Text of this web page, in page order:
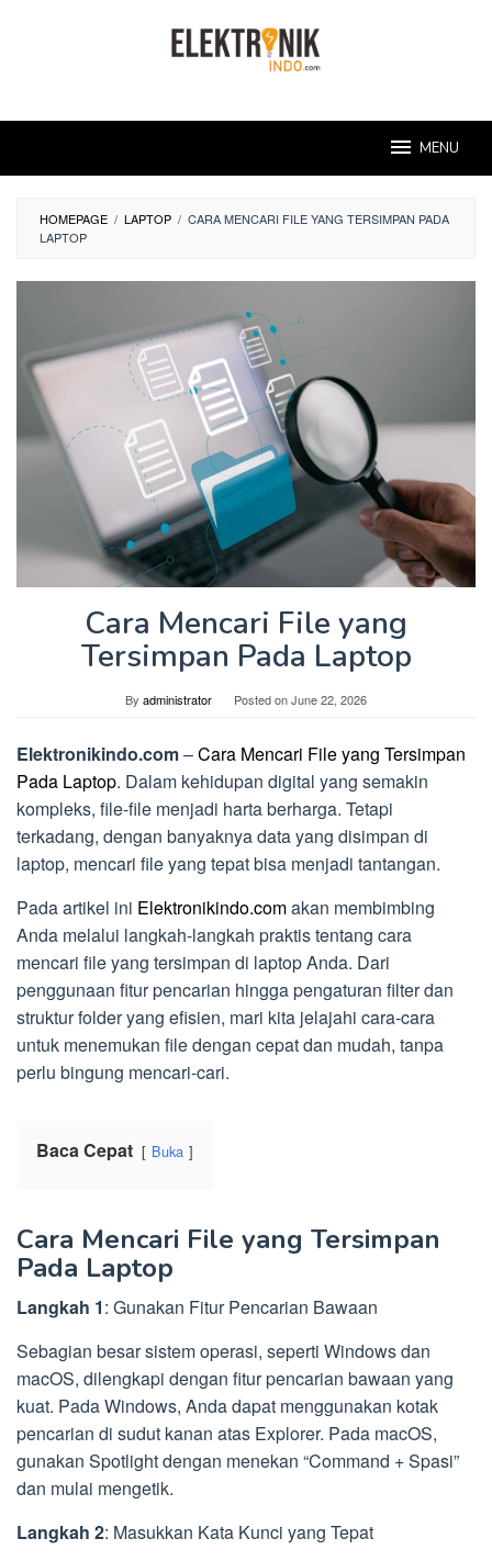
MENU
HOMEPAGE / LAPTOP / CARA MENCARI FILE YANG TERSIMPAN PADA
LAPTOP
Cara Mencari File yang
Tersimpan Pada Laptop
By administrator Posted onJune 22, 2026
Elektronikindo.com–Cara Mencari File yang Tersimpan
Pada Laptop. Dalam kehidupan digital yang semakin
kompleks, file-file menjadi harta berharga. Tetapi
terkadang, dengan banyaknya data yang disimpan di
laptop, mencari file yang tepat bisa menjadi tantangan.
Pada artikel ini Elektronikindo.comakan membimbing
Anda melalui langkah-langkah praktis tentang cara
mencari file yang tersimpan di laptop Anda. Dari
penggunaan fitur pencarian hingga pengaturan filter dan
struktur folder yang efisien, mari kita jelajahi cara-cara
untuk menemukan file dengan cepat dan mudah, tanpa
perlu bingung mencari-cari.
Baca Cepat Buka
Cara Mencari File yang Tersimpan
Pada Laptop
Langkah 1: Gunakan Fitur Pencarian Bawaan
Sebagian besar sistem operasi, seperti Windows dan
macOS, dilengkapi dengan fitur pencarian bawaan yang
kuat. Pada Windows, Anda dapat menggunakan kotak
pencarian di sudut kanan atas Explorer. Pada macOS,
gunakan Spotlight dengan menekan “Command + Spasi”
dan mulai mengetik.
Langkah 2: Masukkan Kata Kunci yang Tepat